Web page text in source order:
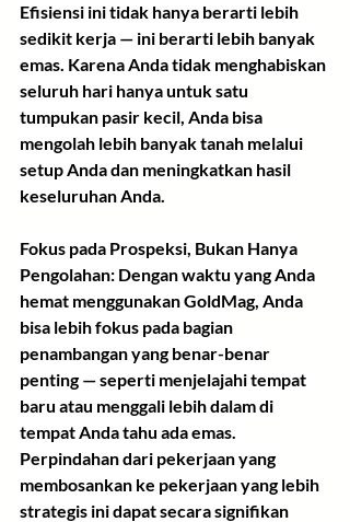
Efisiensi ini tidak hanya berarti lebih
sedikit kerja — ini berarti lebih banyak
emas. Karena Anda tidak menghabiskan
seluruh hari hanya untuk satu
tumpukan pasir kecil, Anda bisa
mengolah lebih banyak tanah melalui
setup Anda dan meningkatkan hasil
keseluruhan Anda.
Fokus pada Prospeksi, Bukan Hanya
Pengolahan: Dengan waktu yang Anda
hemat menggunakan GoldMag, Anda
bisa lebih fokus pada bagian
penambangan yang benar-benar
penting — seperti menjelajahi tempat
baru atau menggali lebih dalam di
tempat Anda tahu ada emas.
Perpindahan dari pekerjaan yang
membosankan ke pekerjaan yang lebih
strategis ini dapat secara signifikan